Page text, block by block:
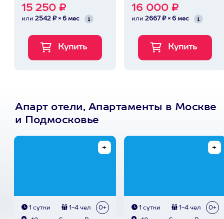
15 250 ₽
или 2542 ₽ × 6 мес
16 000 ₽
или 2667 ₽ × 6 мес
Апарт отели, Апартаменты в Москве
и Подмосковье
1 сутки 1-4 чел 0+ 1 сутки 1-4 чел 0+